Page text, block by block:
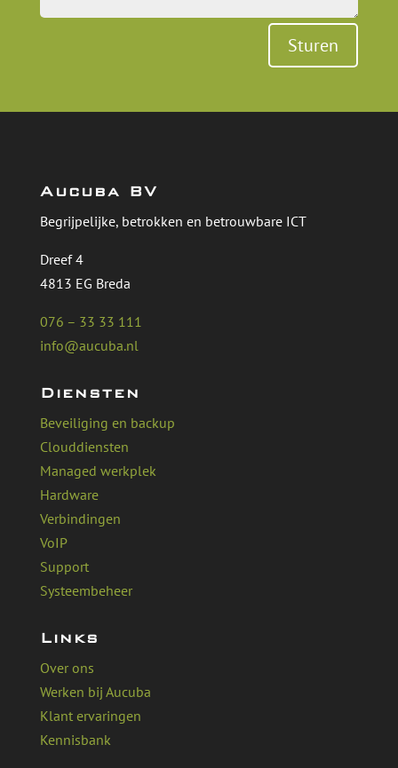
Sturen
Aucuba BV
Begrijpelijke, betrokken en betrouwbare ICT
Dreef 4
4813 EG Breda
076 – 33 33 111
info@aucuba.nl
Diensten
Beveiliging en backup
Clouddiensten
Managed werkplek
Hardware
Verbindingen
VoIP
Support
Systeembeheer
Links
Over ons
Werken bij Aucuba
Klant ervaringen
Kennisbank